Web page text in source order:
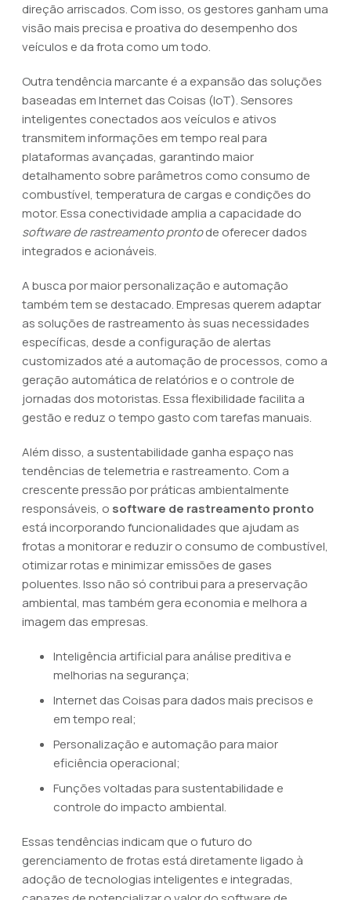
direção arriscados. Com isso, os gestores ganham uma
visão mais precisa e proativa do desempenho dos
veículos e da frota como um todo.
Outra tendência marcante é a expansão das soluções
baseadas em Internet das Coisas (IoT). Sensores
inteligentes conectados aos veículos e ativos
transmitem informações em tempo real para
plataformas avançadas, garantindo maior
detalhamento sobre parâmetros como consumo de
combustível, temperatura de cargas e condições do
motor. Essa conectividade amplia a capacidade do
software de rastreamento prontode oferecer dados
integrados e acionáveis.
A busca por maior personalização e automação
também tem se destacado. Empresas querem adaptar
as soluções de rastreamento às suas necessidades
específicas, desde a configuração de alertas
customizados até a automação de processos, como a
geração automática de relatórios e o controle de
jornadas dos motoristas. Essa flexibilidade facilita a
gestão e reduz o tempo gasto com tarefas manuais.
Além disso, a sustentabilidade ganha espaço nas
tendências de telemetria e rastreamento. Com a
crescente pressão por práticas ambientalmente
responsáveis, o software de rastreamento pronto
está incorporando funcionalidades que ajudam as
frotas a monitorar e reduzir o consumo de combustível,
otimizar rotas e minimizar emissões de gases
poluentes. Isso não só contribui para a preservação
ambiental, mas também gera economia e melhora a
imagem das empresas.
Inteligência artificial para análise preditiva e
melhorias na segurança;
Internet das Coisas para dados mais precisos e
em tempo real;
Personalização e automação para maior
eficiência operacional;
Funções voltadas para sustentabilidade e
controle do impacto ambiental.
Essas tendências indicam que o futuro do
gerenciamento de frotas está diretamente ligado à
adoção de tecnologias inteligentes e integradas,